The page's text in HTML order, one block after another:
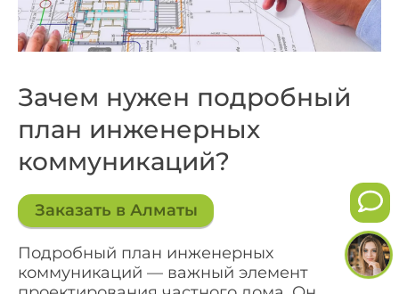
Зачем нужен подробный
план инженерных
коммуникаций?
Заказать в Алматы
Подробный план инженерных
коммуникаций — важный элемент